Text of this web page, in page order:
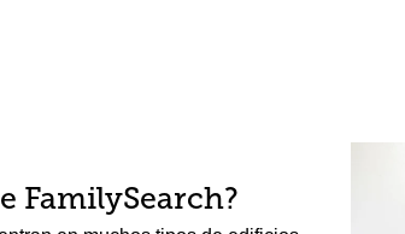
FamilySearch?